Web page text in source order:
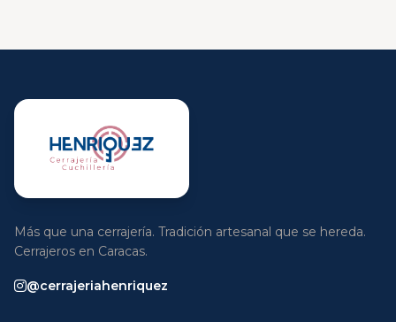
Más que una cerrajería. Tradición artesanal que se hereda.
Cerrajeros en Caracas.
@cerrajeriahenriquez